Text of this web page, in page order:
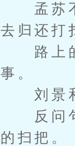
孟苏不
去归还打
路上的
事。
刘景和
反问句
的扫把。